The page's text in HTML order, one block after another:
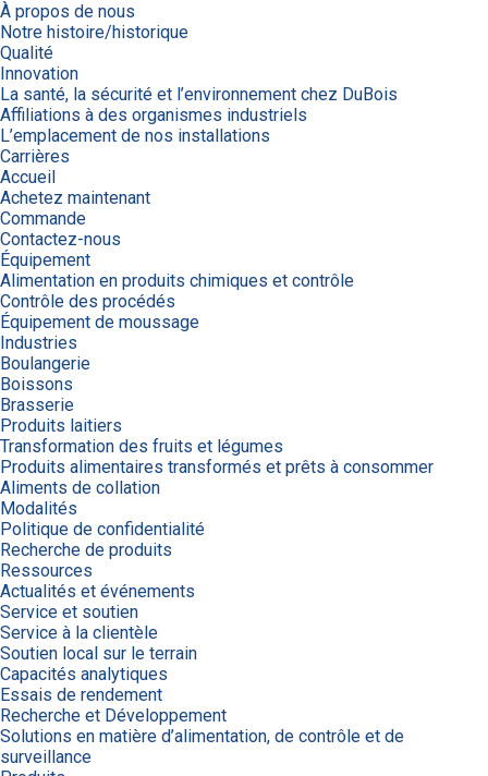
À propos de nous
Notre histoire/historique
Qualité
Innovation
La santé, la sécurité et l’environnement chez DuBois
Affiliations à des organismes industriels
L’emplacement de nos installations
Carrières
Accueil
Achetez maintenant
Commande
Contactez-nous
Équipement
Alimentation en produits chimiques et contrôle
Contrôle des procédés
Équipement de moussage
Industries
Boulangerie
Boissons
Brasserie
Produits laitiers
Transformation des fruits et légumes
Produits alimentaires transformés et prêts à consommer
Aliments de collation
Modalités
Politique de confidentialité
Recherche de produits
Ressources
Actualités et événements
Service et soutien
Service à la clientèle
Soutien local sur le terrain
Capacités analytiques
Essais de rendement
Recherche et Développement
Solutions en matière d’alimentation, de contrôle et de
surveillance